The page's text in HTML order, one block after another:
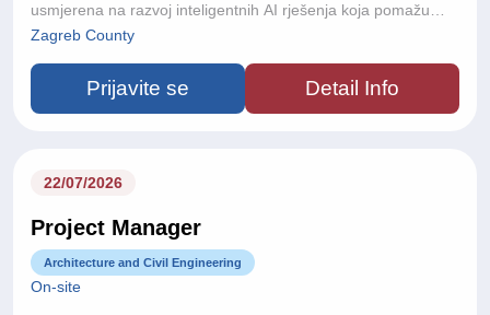
usmjerena na razvoj inteligentnih AI rješenja koja pomažu
poslovnim korisnicima automatizirati procese, unaprijediti
korisničku interakciju i iskoristiti puni potencijal umjetne
inteligencije. Kombiniranjem naprednih AI tehnologija s
praktičnim poslovnim primjenama, Graia razvija skalabilna
Developer, imat ćete ključnu ulogu u dizajniranju, razvoju i
novu generaciju agentic AI platforme.Surađivat ćete blisko s
product managerima, project managerima, AI inženjerima i
ostalim dionicima kako biste poslovne i produktne zahtjeve
Zagreb County
Prijavite se Detail Info
22/07/2026
Project Manager
Architecture and Civil Engineering
On-site